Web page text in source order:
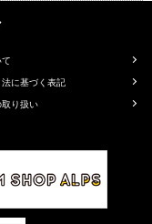
に基づく表記
り扱い